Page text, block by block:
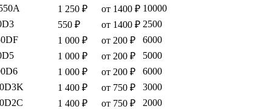
1 250 ₽ от 1400 ₽ 10000
550 ₽ от 1400 ₽ 2500
1 000 ₽ от 200 ₽
6000
1 000 ₽ от 200 ₽
5000
1 000 ₽ от 200 ₽
6000
1 400 ₽ от 750 ₽
3000
1 400 ₽ от 750 ₽
2000